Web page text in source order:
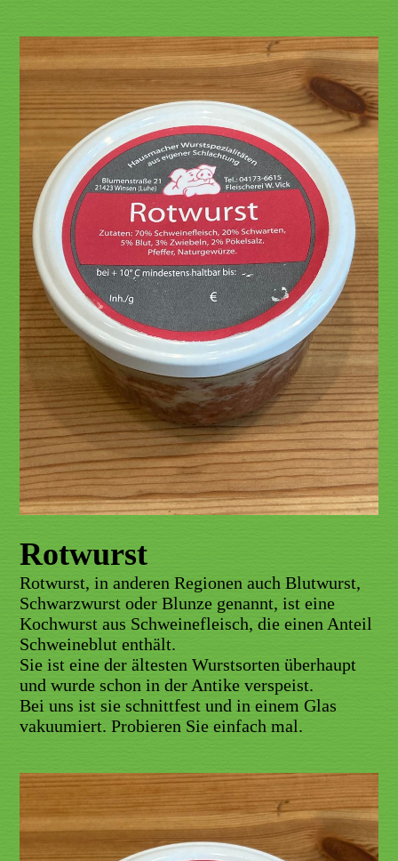
Rotwurst
Rotwurst, in anderen Regionen auch Blutwurst,
Schwarzwurst oder Blunze genannt, ist eine
Kochwurst aus Schweinefleisch, die einen Anteil
Schweineblut enthält.
Sie ist eine der ältesten Wurstsorten überhaupt
und wurde schon in der Antike verspeist.
Bei uns ist sie schnittfest und in einem Glas
vakuumiert. Probieren Sie einfach mal.